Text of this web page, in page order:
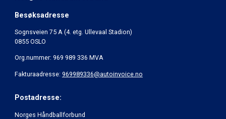
Besøksadresse
Sognsveien 75 A (4. etg. Ullevaal Stadion)
0855 OSLO
Org.nummer: 969 989 336 MVA
Fakturaadresse: 969989336@autoinvoice.no
Postadresse:
Norges Håndballforbund